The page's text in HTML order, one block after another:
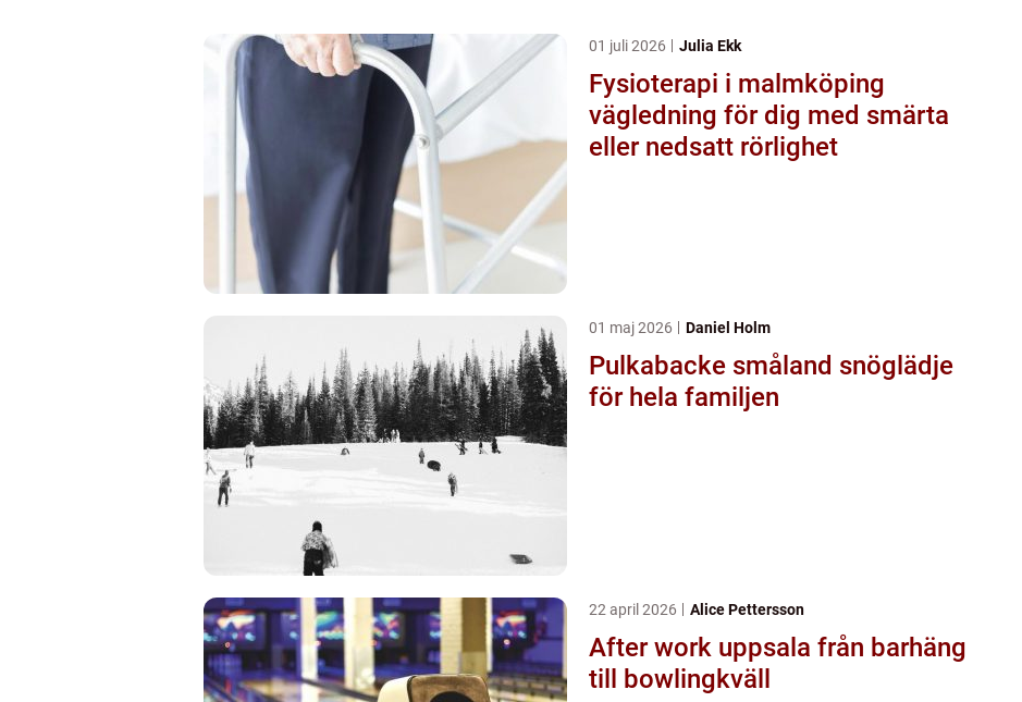
01 juli 2026 Julia Ekk
Fysioterapi i malmköping
vägledning för dig med smärta
eller nedsatt rörlighet
01 maj 2026 Daniel Holm
Pulkabacke småland snöglädje
för hela familjen
22 april 2026 Alice Pettersson
After work uppsala från barhäng
till bowlingkväll